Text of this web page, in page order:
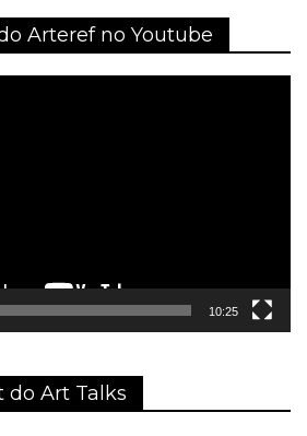
Arteref no Youtube
10:25
do Art Talks